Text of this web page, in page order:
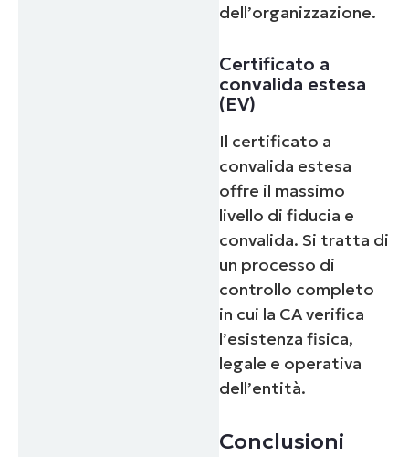
dell’organizzazione.
Certificato a
convalida estesa
(EV)
Il certificato a
convalida estesa
offre il massimo
livello di fiducia e
convalida. Si tratta di
un processo di
controllo completo
in cui la CA verifica
l’esistenza fisica,
legale e operativa
dell’entità.
Conclusioni